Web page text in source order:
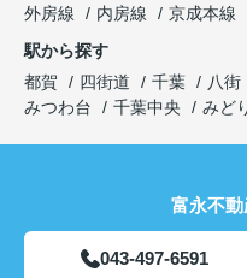
外房線
内房線 京成本線
駅から探す
都賀
四街道 千葉 八街
みつわ台
千葉中央 みど
富永不
043-497-6591